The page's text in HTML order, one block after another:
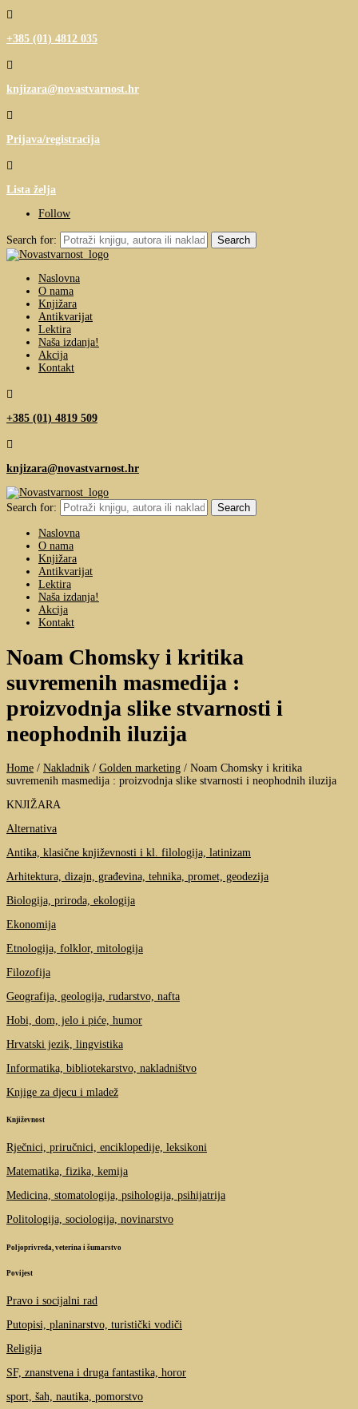

+385 (01) 4812 035

knjizara@novastvarnost.hr

Prijava/registracija

Lista želja
Follow
Search for:
Naslovna
O nama
Knjižara
Antikvarijat
Lektira
Naša izdanja!
Akcija
Kontakt

+385 (01) 4819 509

knjizara@novastvarnost.hr
Search for:
Naslovna
O nama
Knjižara
Antikvarijat
Lektira
Naša izdanja!
Akcija
Kontakt
Noam Chomsky i kritika
suvremenih masmedija :
proizvodnja slike stvarnosti i
neophodnih iluzija
Home / Nakladnik / Golden marketing / Noam Chomsky i kritika
suvremenih masmedija : proizvodnja slike stvarnosti i neophodnih iluzija
KNJIŽARA
Alternativa
Antika, klasične književnosti i kl. filologija, latinizam
Arhitektura, dizajn, građevina, tehnika, promet, geodezija
Biologija, priroda, ekologija
Ekonomija
Etnologija, folklor, mitologija
Filozofija
Geografija, geologija, rudarstvo, nafta
Hobi, dom, jelo i piće, humor
Hrvatski jezik, lingvistika
Informatika, bibliotekarstvo, nakladništvo
Knjige za djecu i mladež
Književnost
Rječnici, priručnici, enciklopedije, leksikoni
Matematika, fizika, kemija
Medicina, stomatologija, psihologija, psihijatrija
Politologija, sociologija, novinarstvo
Poljoprivreda, veterina i šumarstvo
Povijest
Pravo i socijalni rad
Putopisi, planinarstvo, turistički vodiči
Religija
SF, znanstvena i druga fantastika, horor
sport, šah, nautika, pomorstvo